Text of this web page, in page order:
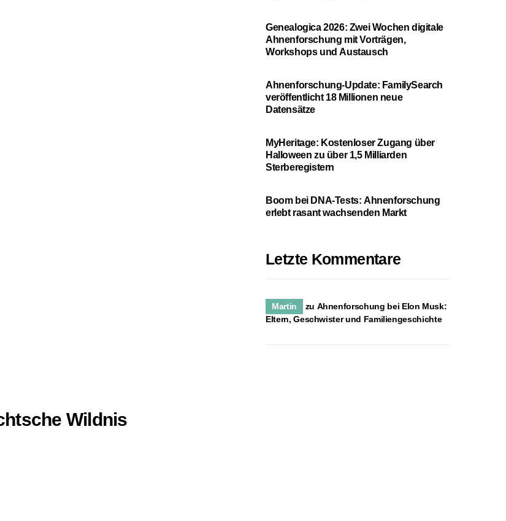
Wildnis
Genealogica 2026: Zwei Wochen digitale
Ahnenforschung mit Vorträgen,
Workshops und Austausch
Ahnenforschung-Update: FamilySearch
veröffentlicht 18 Millionen neue
Datensätze
MyHeritage: Kostenloser Zugang über
Halloween zu über 1,5 Milliarden
Sterberegistern
Boom bei DNA-Tests: Ahnenforschung
erlebt rasant wachsenden Markt
Letzte Kommentare
Martin zu Ahnenforschung bei Elon Musk:
Eltern, Geschwister und Familiengeschichte